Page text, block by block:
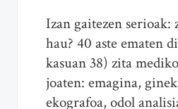
Izan gaitezen serioak:
hau? 40 aste ematen
kasuan 38) zita
joaten: emagina,
ekografoa, odol